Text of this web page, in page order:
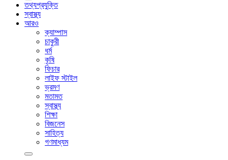
তথ্যপ্রযুক্তি
স্বাস্থ্য
আরও
ক্যাম্পাস
চাকুরী
ধর্ম
কৃষি
ফিচার
লাইফ স্টাইল
ভ্রমণ
মতামত
স্বাস্থ্য
শিক্ষা
বিজনেস
সাহিত্য
গণমাধ্যম